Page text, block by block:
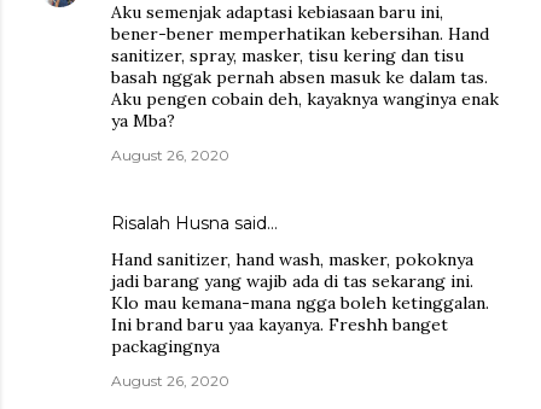
Aku semenjak adaptasi kebiasaan baru ini,
bener-bener memperhatikan kebersihan. Hand
sanitizer, spray, masker, tisu kering dan tisu
basah nggak pernah absen masuk ke dalam tas.
Aku pengen cobain deh, kayaknya wanginya enak
ya Mba?
August 26, 2020
Risalah Husna said…
Hand sanitizer, hand wash, masker, pokoknya
jadi barang yang wajib ada di tas sekarang ini.
Klo mau kemana-mana ngga boleh ketinggalan.
Ini brand baru yaa kayanya. Freshh banget
packagingnya
August 26, 2020